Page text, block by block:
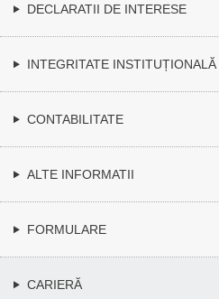
DECLARATII DE INTERESE
INTEGRITATE INSTITUȚIONALĂ
CONTABILITATE
ALTE INFORMATII
FORMULARE
CARIERĂ